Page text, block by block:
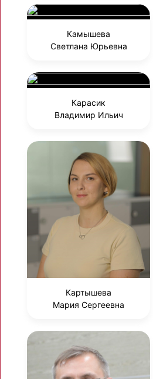
Камышева
Светлана Юрьевна
Карасик
Владимир Ильич
Картышева
Мария Сергеевна